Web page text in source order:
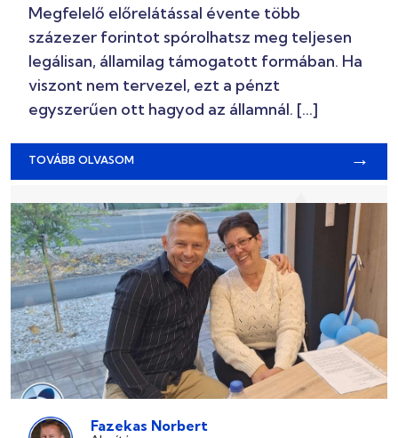
Megfelelő előrelátással évente több
százezer forintot spórolhatsz meg teljesen
legálisan, államilag támogatott formában. Ha
viszont nem tervezel, ezt a pénzt
egyszerűen ott hagyod az államnál. […]
TOVÁBB OLVASOM →
Fazekas Norbert